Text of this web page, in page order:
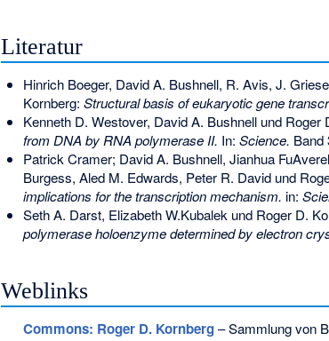
Literatur
Hinrich Boeger, David A. Bushnell, R. Avis, J.
Kornberg: Structural basis of eukaryotic gene
Kenneth D. Westover, David A. Bushnell und Roger
from DNA by RNA polymerase II. In: Science. Band
Patrick Cramer; David A. Bushnell, Jianhua
Burgess, Aled M. Edwards, Peter R. David und
implications for the transcription mechanism. in:
Seth A. Darst, Elizabeth W.Kubalek und Roger D.
polymerase holoenzyme determined by electron
Weblinks
Commons: Roger D. Kornberg– Sammlung von